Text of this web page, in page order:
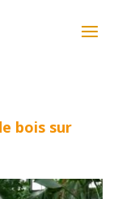
bois sur